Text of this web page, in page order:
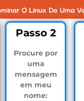
O Linux De Uma
Passo 2
Procure por
uma
mensagem
em meu
nome: